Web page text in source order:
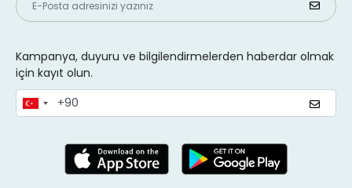
Kampanya, duyuru ve bilgilendirmelerden haberdar olmak
için kayıt olun.